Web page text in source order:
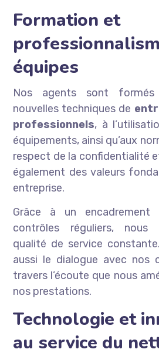
Formation et
équipes
Nos agents sont
nouvelles techniques de
professionnels, à
équipements, ainsi qu’aux
respect de la confidentialité
également des valeurs
entreprise.
Grâce à un
contrôles réguliers, nous
qualité de service
aussi le dialogue avec nos
travers l’écoute que nous
nos prestations.
Technologie et
au service du